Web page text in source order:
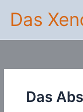
Inhalt
springen
Das
Das